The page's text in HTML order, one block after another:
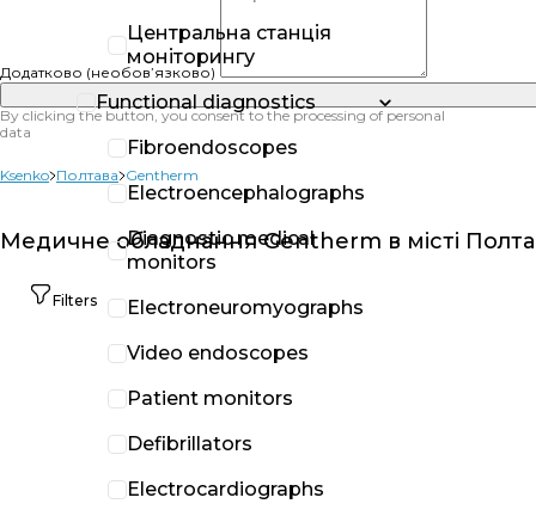
Додатково (необов’язково)
By clicking the button, you consent to the processing of personal
data
Ksenko Полтава Gentherm
Медичне обладнання Gentherm в місті
Filters
Центральна станція
моніторингу
Functional diagnostics
Fibroendoscopes
Electroencephalographs
Diagnostic medical
monitors
Electroneuromyographs
Video endoscopes
Patient monitors
Defibrillators
Electrocardiographs